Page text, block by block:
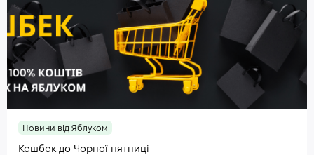
Новини від Яблуком
Кешбек до Чорної пятниці